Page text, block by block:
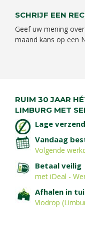
SCHRIJF EEN
Geef uw mening
maand kans op een
RUIM 30 JAAR
LIMBURG MET
Lage
Vandaag
Volgende
Betaal veilig
met iDeal -
Afhalen in
Vlodrop